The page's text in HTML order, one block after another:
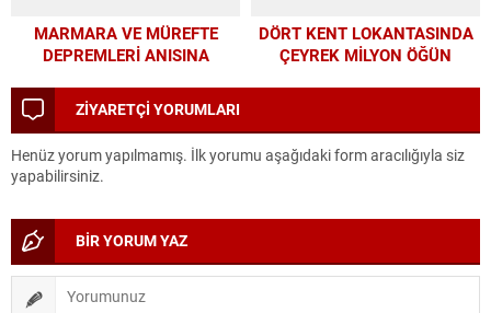
MARMARA VE MÜREFTE
DEPREMLERİ ANISINA
FARKINDALIK VE EĞİTİM
PROGRAMI
DÖRT KENT LOKANTASINDA
ÇEYREK MİLYON ÖĞÜN
ZİYARETÇİ YORUMLARI
Henüz yorum yapılmamış. İlk yorumu aşağıdaki form aracılığıyla siz
yapabilirsiniz.
BİR YORUM YAZ